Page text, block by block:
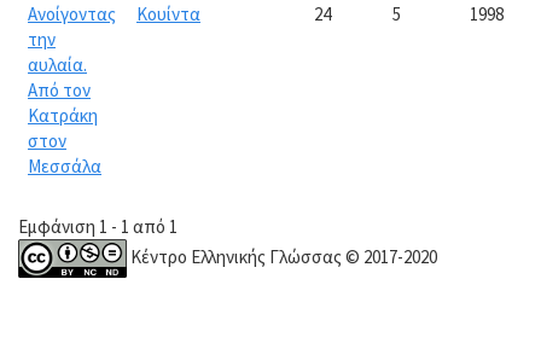
Ανοίγοντας
την
αυλαία.
Από τον
Κατράκη
στον
Μεσσάλα
Κουίντα 24 5 1998
Εμφάνιση 1 - 1 από 1
Κέντρο Ελληνικής Γλώσσας © 2017-2020